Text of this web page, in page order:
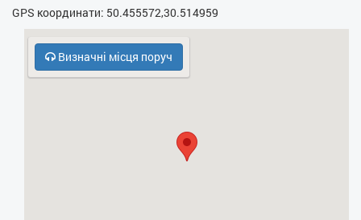
- Праска
- Прасувальна дошка
- Фен
GPS координати: 50.455572,30.514959
Визначні місця поруч